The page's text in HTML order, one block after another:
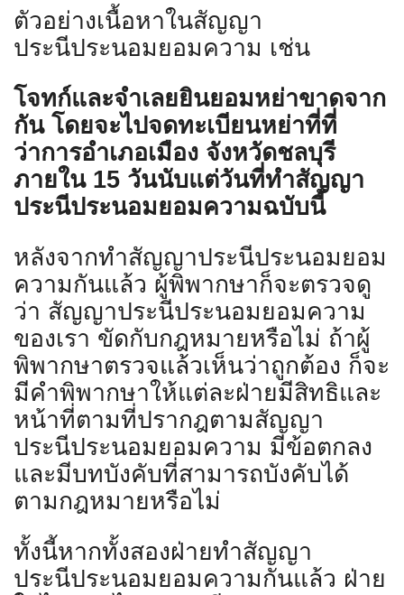
ตัวอย่างเนื้อหาในสัญญา
ประนีประนอมยอมความ เช่น
โจทก์และจำเลยยินยอมหย่าขาดจาก
กัน โดยจะไปจดทะเบียนหย่าที่ที่
ว่าการอำเภอเมือง จังหวัดชลบุรี
ภายใน15 วันนับแต่วันที่ทำสัญญา
ประนีประนอมยอมความฉบับนี้
หลังจากทำสัญญาประนีประนอมยอม
ความกันแล้ว ผู้พิพากษาก็จะตรวจดู
ว่า สัญญาประนีประนอมยอมความ
ของเรา ขัดกับกฎหมายหรือไม่ ถ้าผู้
พิพากษาตรวจแล้วเห็นว่าถูกต้อง ก็จะ
มีคำพิพากษาให้แต่ละฝ่ายมีสิทธิและ
หน้าที่ตามที่ปรากฎตามสัญญา
ประนีประนอมยอมความ มีข้อตกลง
และมีบทบังคับที่สามารถบังคับได้
ตามกฎหมายหรือไม่
ทั้งนี้หากทั้งสองฝ่ายทำสัญญา
ประนีประนอมยอมความกันแล้ว ฝ่าย